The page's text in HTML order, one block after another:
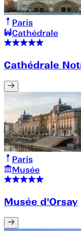
Paris
Cathédrale
Cathédrale
Paris
Musée
Musée d'Orsay